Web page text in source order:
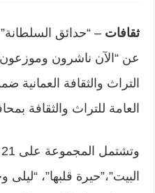
ثقافات – “حدائق
عن “الآن ناشرون
التراث والثقافة العمانية
العامة للتراث والثقافة
البيت”،”حيرة قلبها”، “ليلى